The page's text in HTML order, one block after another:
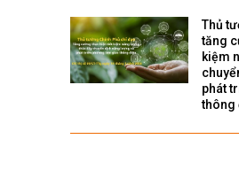
Thủ
tăng
kiệm
phát
thông